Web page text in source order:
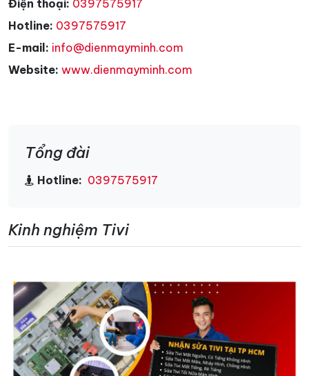
Điện thoại: 0397575917
Hotline: 0397575917
E-mail: info@dienmayminh.com
Website: www.dienmayminh.com
Tổng đài
Hotline: 0397575917
Kinh nghiệm Tivi